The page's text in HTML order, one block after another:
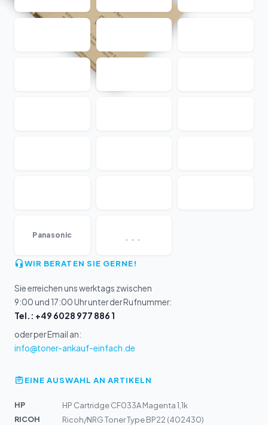
Panasonic
WIR BERATEN SIE GERNE!
Sie erreichen uns werktags zwischen
9:00 und 17:00 Uhr unter der Rufnummer:
Tel.: +49 6028 977 886 1
oder per Email an:
info@toner-ankauf-einfach.de
EINE AUSWAHL AN ARTIKELN
HP
HP Cartridge CF033A Magenta 1,1k
RICOH
Ricoh/NRG Toner Type BP22 (402430)